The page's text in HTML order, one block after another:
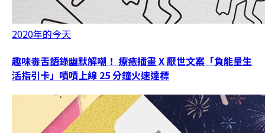
2020年的今天
趣味毒舌語錄幽默解嘲！ 療癒插畫 X 厭世文案「負能量生
活指引卡」嘖嘖上線 25 分鐘火速達標